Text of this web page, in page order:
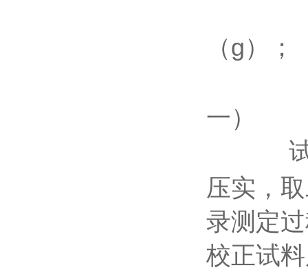
（g）；
一）
压实，
录测定
校正试